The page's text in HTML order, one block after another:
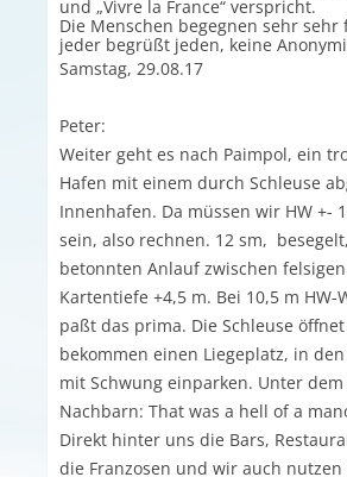
und „Vivre la France“ verspricht.
Die Menschen begegnen sehr
jeder begrüßt jeden, keine
Samstag, 29.08.17
Peter:
Weiter geht es nach Paimpol, ein
Hafen mit einem durch Schleuse
Innenhafen. Da müssen wir HW +-
sein, also rechnen. 12 sm,
betonnten Anlauf zwischen
Kartentiefe +4,5 m. Bei 10,5 m HW-
paßt das prima. Die Schleuse
bekommen einen Liegeplatz, in
mit Schwung einparken. Unter
Nachbarn: That was a hell of a
Direkt hinter uns die Bars,
die Franzosen und wir auch